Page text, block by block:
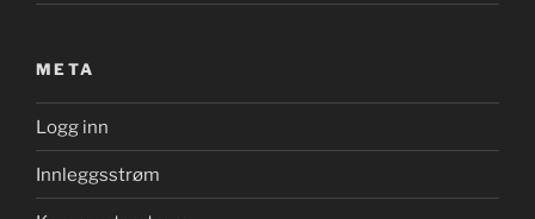
META
Logg inn
Innleggsstrøm